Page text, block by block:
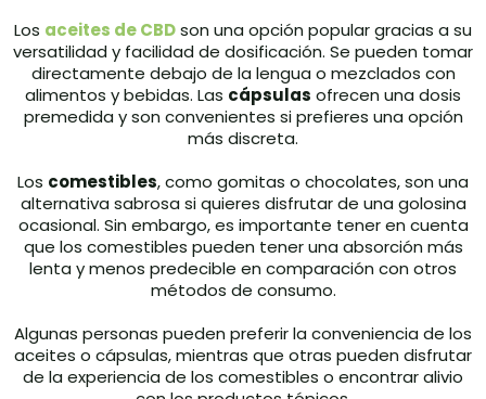
Los aceites de CBDson una opción popular gracias a su
versatilidad y facilidad de dosificación. Se pueden tomar
directamente debajo de la lengua o mezclados con
alimentos y bebidas. Las cápsulas ofrecen una dosis
premedida y son convenientes si prefieres una opción
más discreta.
Los comestibles, como gomitas o chocolates, son una
alternativa sabrosa si quieres disfrutar de una golosina
ocasional. Sin embargo, es importante tener en cuenta
que los comestibles pueden tener una absorción más
lenta y menos predecible en comparación con otros
métodos de consumo.
Algunas personas pueden preferir la conveniencia de los
aceites o cápsulas, mientras que otras pueden disfrutar
de la experiencia de los comestibles o encontrar alivio